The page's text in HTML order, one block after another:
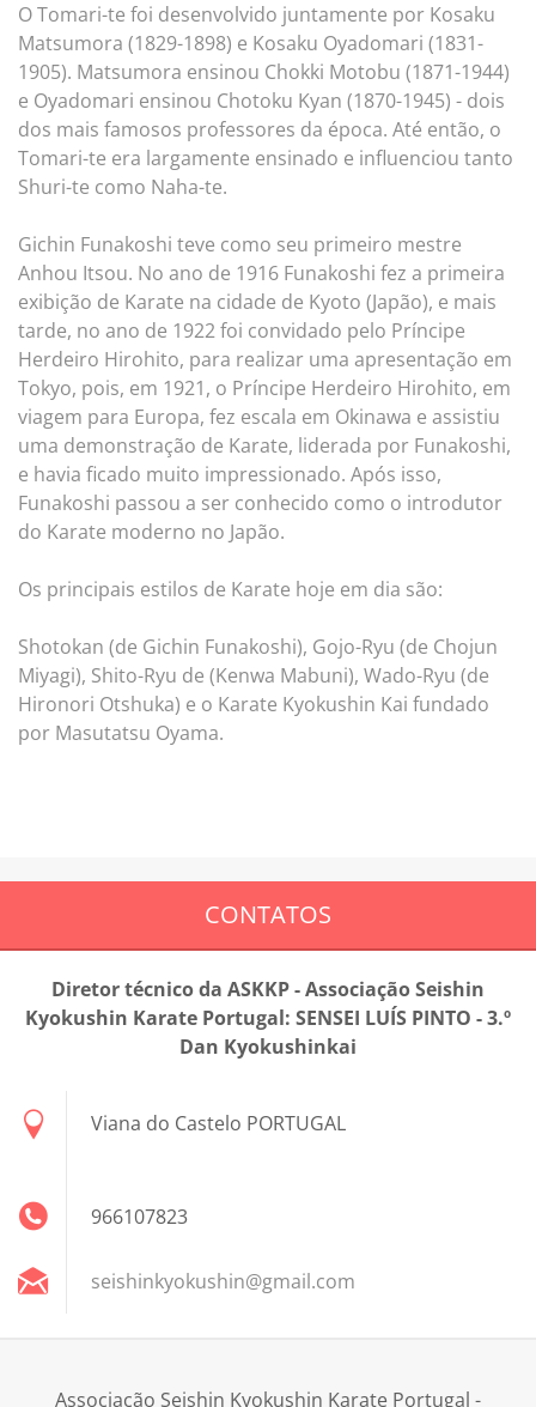
O Tomari-te foi desenvolvido juntamente por Kosaku
Matsumora (1829-1898) e Kosaku Oyadomari (1831-
1905). Matsumora ensinou Chokki Motobu (1871-1944)
e Oyadomari ensinou Chotoku Kyan (1870-1945) - dois
dos mais famosos professores da época. Até então, o
Tomari-te era largamente ensinado e influenciou tanto
Shuri-te como Naha-te.
Gichin Funakoshi teve como seu primeiro mestre
Anhou Itsou. No ano de 1916 Funakoshi fez a primeira
exibição de Karate na cidade de Kyoto (Japão), e mais
tarde, no ano de 1922 foi convidado pelo Príncipe
Herdeiro Hirohito, para realizar uma apresentação em
Tokyo, pois, em 1921, o Príncipe Herdeiro Hirohito, em
viagem para Europa, fez escala em Okinawa e assistiu
uma demonstração de Karate, liderada por Funakoshi,
e havia ficado muito impressionado. Após isso,
Funakoshi passou a ser conhecido como o introdutor
do Karate moderno no Japão.
Os principais estilos de Karate hoje em dia são:
Shotokan (de Gichin Funakoshi), Gojo-Ryu (de Chojun
Miyagi), Shito-Ryu de (Kenwa Mabuni), Wado-Ryu (de
Hironori Otshuka) e o Karate Kyokushin Kai fundado
por Masutatsu Oyama.
CONTATOS
Diretor técnico da ASKKP - Associação Seishin
Kyokushin Karate Portugal: SENSEI LUÍS PINTO - 3.º
Dan Kyokushinkai
Viana do Castelo PORTUGAL
966107823
seishinkyokushin@gmail.com
Associação Seishin Kyokushin Karate Portugal -